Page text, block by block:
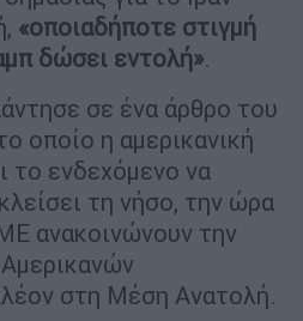
«οποιαδήποτε στιγμή
δώσει εντολή».
σε ένα άρθρο του
οποίο η αμερικανική
το ενδεχόμενο να
τη νήσο, την ώρα
ανακοινώνουν την
στη Μέση Ανατολή.